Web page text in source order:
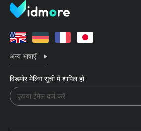
अन्य भाषाएँ
विडमोर मेलिंग सूची में शामिल हों: